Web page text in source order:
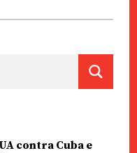
contra Cuba e